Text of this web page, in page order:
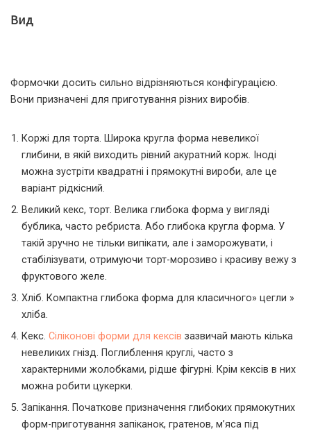
Вид
Формочки досить сильно відрізняються конфігурацією.
Вони призначені для приготування різних виробів.
Коржі для торта. Широка кругла форма невеликої
глибини, в якій виходить рівний акуратний корж. Іноді
можна зустріти квадратні і прямокутні вироби, але це
варіант рідкісний.
Великий кекс, торт. Велика глибока форма у вигляді
бублика, часто ребриста. Або глибока кругла форма. У
такій зручно не тільки випікати, але і заморожувати, і
стабілізувати, отримуючи торт-морозиво і красиву вежу з
фруктового желе.
Хліб. Компактна глибока форма для класичного» цегли »
хліба.
Кекс. Сіліконові форми для кексів зазвичай мають кілька
невеликих гнізд. Поглиблення круглі, часто з
характерними жолобками, рідше фігурні. Крім кексів в них
можна робити цукерки.
Запікання. Початкове призначення глибоких прямокутних
форм-приготування запіканок, гратенов, м’яса під